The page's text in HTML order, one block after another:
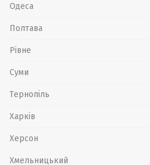
Одеса
Полтава
Рівне
Суми
Тернопіль
Харків
Херсон
Хмельницький